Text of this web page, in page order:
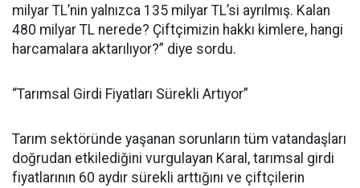
milyar TL’nin yalnızca 135 milyar TL’si ayrılmış. Kalan
480 milyar TL nerede? Çiftçimizin hakkı kimlere, hangi
harcamalara aktarılıyor?” diye sordu.
“Tarımsal Girdi Fiyatları Sürekli Artıyor”
Tarım sektöründe yaşanan sorunların tüm vatandaşları
doğrudan etkilediğini vurgulayan Karal, tarımsal girdi
fiyatlarının 60 aydır sürekli arttığını ve çiftçilerin